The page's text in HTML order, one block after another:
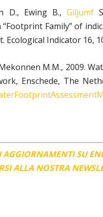
D., Ewing B., Giljumf
Family” of
Indicator 16,
M.M., 2009.
Enschede, The
AGGIORNAMENTI SU
ALLA NOSTRA